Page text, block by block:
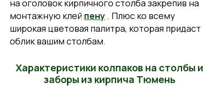
на оголовок кирпичного столба закрепив на
монтажную клей пену . Плюс ко всему
широкая цветовая палитра, которая придаст
облик вашим столбам.
Характеристики колпаков на столбы и
заборы из кирпича Тюмень